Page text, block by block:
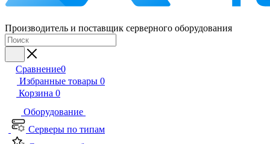
Производитель и поставщик серверного оборудования
Сравнение0
Избранные товары 0
Корзина 0
Оборудование
Серверы по типам